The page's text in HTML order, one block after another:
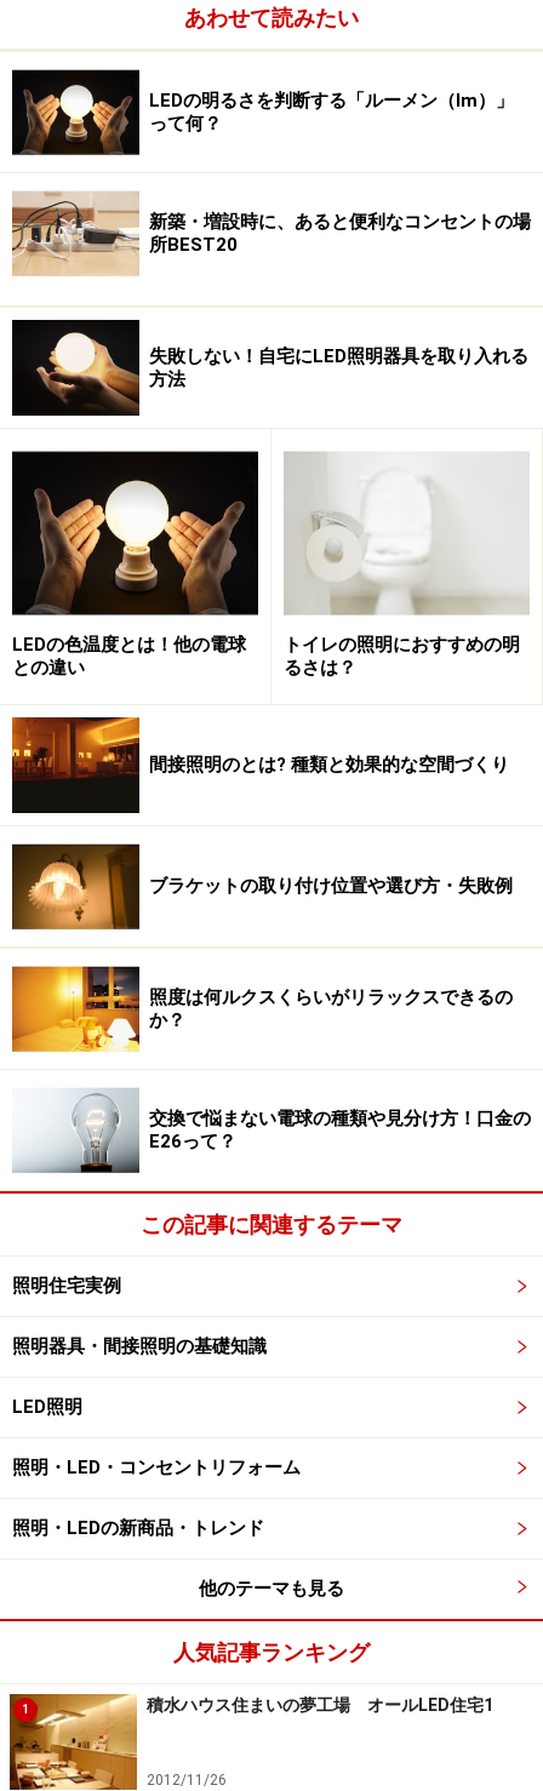
写真2.冬のルイジアナ美術館（デンマーク）
また人間の体には一日のリズム（生体リズム）があり、
体温やホルモンのバランスも変化しています。朝から日
中は明るい光の中で活動し、夕方から夜にかけては徐々
にあかりを落とし休息に入るのが、本来人間の体に合っ
健康にひずみがでることになります。
北ヨーロッパの緯度の高い地域では、冬は日照時間が短
くうつ病や自殺が多いことは良く知られています。私も
９時を過ぎてようやく日が昇り、午後の３時過ぎには暗
くなってしまうので、そのような光を何日か浴びている
うちにさすが明るい太陽の日差しが恋しくなりました。
日照時間が短い地域では冬場に、顔面部だけでも人工照
明を一定時間当てる治療法も行われていて、成果が認め
られています。
次の頁では、心身をリフレッシュさせる方法を考えてみ
ましょう。
※記事内容は執筆時点のものです。最新の内容をご確認くださ
い。
あわせて読みたい
LEDの明るさを判断する「ルーメン（lm）」
って何？
新築・増設時に、あると便利なコンセントの場
所BEST20
失敗しない！自宅にLED照明器具を取り入れる
方法
LEDの色温度とは！他の電球
との違い
トイレの照明におすすめの明
るさは？
間接照明のとは? 種類と効果的な空間づくり
ブラケットの取り付け位置や選び方・失敗例
照度は何ルクスくらいがリラックスできるの
か？
交換で悩まない電球の種類や見分け方！口金の
E26って？
この記事に関連するテーマ
照明住宅実例
照明器具・間接照明の基礎知識
LED照明
照明・LED・コンセントリフォーム
照明・LEDの新商品・トレンド
他のテーマも見る
人気記事ランキング
1 積水ハウス住まいの夢工場 オールLED住宅1
2012/11/26